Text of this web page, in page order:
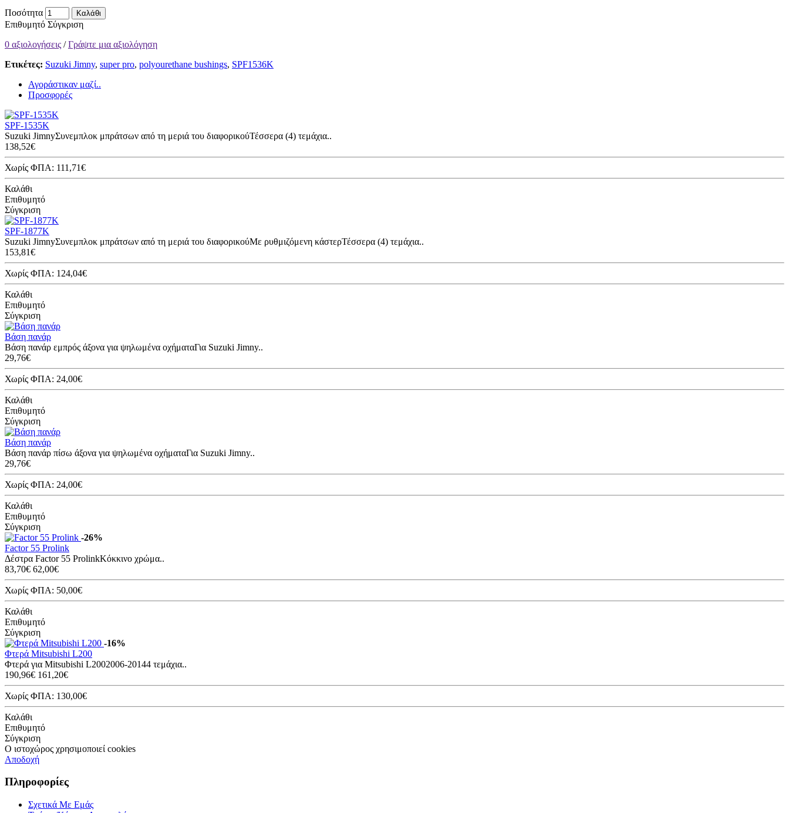
Ποσότητα Καλάθι
Επιθυμητό Σύγκριση
0 αξιολογήσεις /Γράψτε μια αξιολόγηση
Ετικέτες: Suzuki Jimny, super pro, polyourethane bushings, SPF1536K
Αγοράστικαν μαζί..
Προσφορές
SPF-1535K
Suzuki JimnyΣυνεμπλοκ μπράτσων από τη μεριά του διαφορικούΤέσσερα (4) τεμάχια..
138,52€
Χωρίς ΦΠΑ: 111,71€
Καλάθι
Επιθυμητό
Σύγκριση
SPF-1877K
Suzuki JimnyΣυνεμπλοκ μπράτσων από τη μεριά του διαφορικούΜε ρυθμιζόμενη κάστερΤέσσερα (4) τεμάχια..
153,81€
Χωρίς ΦΠΑ: 124,04€
Καλάθι
Επιθυμητό
Σύγκριση
Βάση πανάρ
Βάση πανάρ εμπρός άξονα για ψηλωμένα οχήματαΓια Suzuki Jimny..
29,76€
Χωρίς ΦΠΑ: 24,00€
Καλάθι
Επιθυμητό
Σύγκριση
Βάση πανάρ
Βάση πανάρ πίσω άξονα για ψηλωμένα οχήματαΓια Suzuki Jimny..
29,76€
Χωρίς ΦΠΑ: 24,00€
Καλάθι
Επιθυμητό
Σύγκριση
-26%
Factor 55 Prolink
Δέστρα Factor 55 ProlinkΚόκκινο χρώμα..
83,70€ 62,00€
Χωρίς ΦΠΑ: 50,00€
Καλάθι
Επιθυμητό
Σύγκριση
-16%
Φτερά Mitsubishi L200
Φτερά για Mitsubishi L2002006-20144 τεμάχια..
190,96€ 161,20€
Χωρίς ΦΠΑ: 130,00€
Καλάθι
Επιθυμητό
Σύγκριση
Ο ιστοχώρος χρησιμοποιεί cookies
Αποδοχή
Πληροφορίες
Σχετικά Με Εμάς